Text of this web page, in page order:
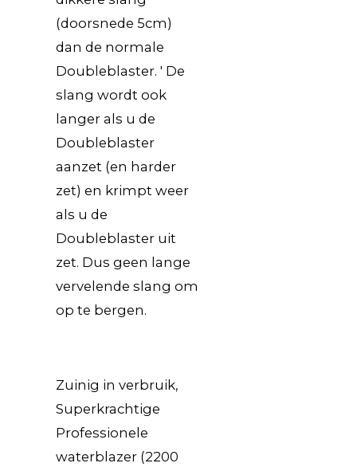
(doorsnede 5cm)
dan de normale
Doubleblaster. ' De
slang wordt ook
langer als u de
Doubleblaster
aanzet (en harder
zet) en krimpt weer
als u de
Doubleblaster uit
zet. Dus geen lange
vervelende slang om
op te bergen.
Zuinig in verbruik,
Superkrachtige
Professionele
waterblazer (2200